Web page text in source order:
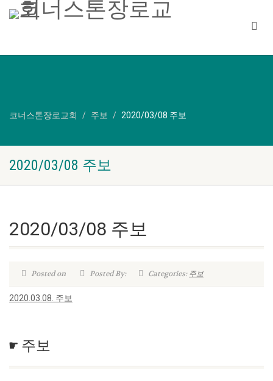
코너스톤장로교회 주보 2020/03/08 주보
2020/03/08 주보
2020/03/08 주보
Posted on Posted By: Categories:주보
2020.03.08. 주보
☛ 주보